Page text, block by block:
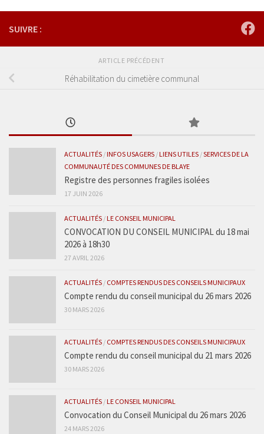
SUIVRE :
ARTICLE PRÉCÉDENT
Réhabilitation du cimetière communal
ACTUALITÉS /INFOS USAGERS /LIENS UTILES /SERVICES DE LA
COMMUNAUTÉ DES COMMUNES DE BLAYE
Registre des personnes fragiles isolées
17 JUIN 2026
ACTUALITÉS /LE CONSEIL MUNICIPAL
CONVOCATION DU CONSEIL MUNICIPAL du 18 mai
2026 à 18h30
27 AVRIL 2026
ACTUALITÉS / COMPTES RENDUS DES CONSEILS MUNICIPAUX
Compte rendu du conseil municipal du 26 mars 2026
30 MARS 2026
ACTUALITÉS / COMPTES RENDUS DES CONSEILS MUNICIPAUX
Compte rendu du conseil municipal du 21 mars 2026
30 MARS 2026
ACTUALITÉS /LE CONSEIL MUNICIPAL
Convocation du Conseil Municipal du 26 mars 2026
24 MARS 2026